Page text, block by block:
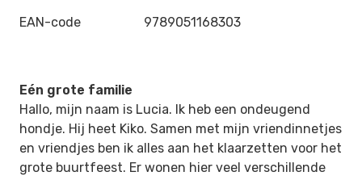
EAN-code 9789051168303
Eén grote familie
Hallo, mijn naam is Lucia. Ik heb een ondeugend
hondje. Hij heet Kiko. Samen met mijn vriendinnetjes
en vriendjes ben ik alles aan het klaarzetten voor het
grote buurtfeest. Er wonen hier veel verschillende